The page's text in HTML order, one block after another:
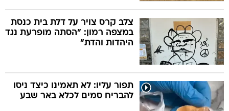
צלב קרס צויר על דלת בית כנסת
במצפה רמון: "הסתה מופרעת נגד
היהדות והדת"
תפור עליו: לא תאמינו כיצד ניסו
להבריח סמים לכלא באר שבע